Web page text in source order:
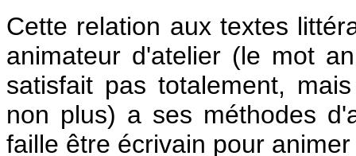
Cette relation aux textes
animateur d'atelier (le mot
satisfait pas totalement,
non plus) a ses méthodes
faille être écrivain pour